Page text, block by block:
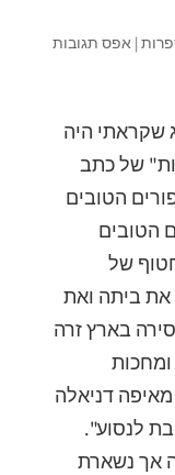
| אפס תגובות
שקראתי היה
של כתב
הטובים
הטובים
של
את ביתה ואת
בארץ זרה
מאיפה דניאלה
לנסוע".
אך נשארת